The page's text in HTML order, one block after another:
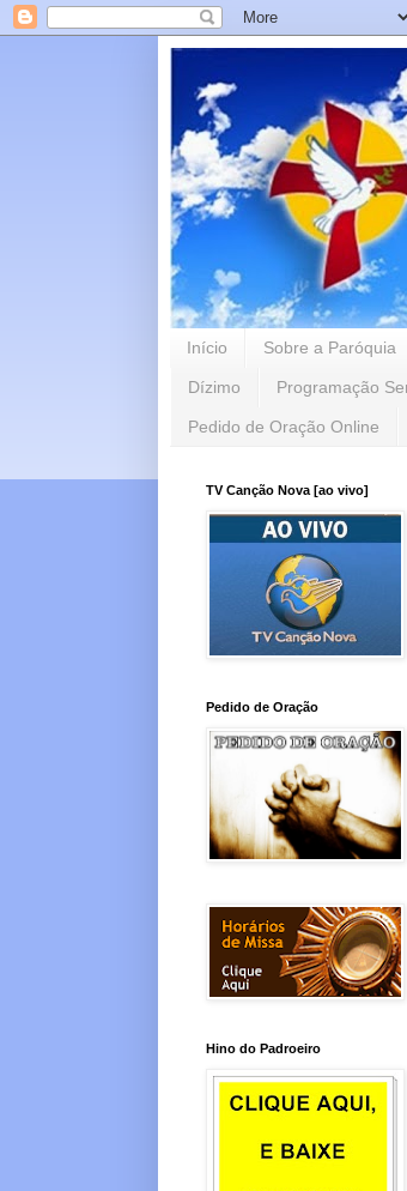
Início Sobre a Paróquia
Dízimo Programação
Pedido de Oração Online
TV Canção Nova [ao vivo]
Pedido de Oração
Hino do Padroeiro